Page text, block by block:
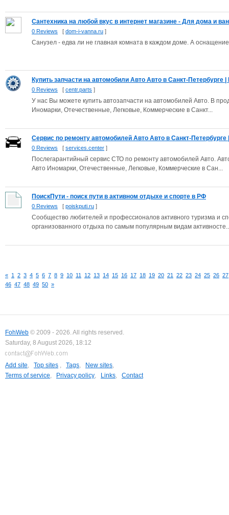
Сантехника на любой вкус в интернет магазине - Для дома и
0 Reviews [ dom-i-vanna.ru ]
Санузел - едва ли не главная комната в каждом доме. А
Купить запчасти на автомобили Авто Авто в Санкт-Петербурге |
0 Reviews [ centr.parts ]
У нас Вы можете купить автозапчасти на автомобилей Авто. В
Иномарки, Отечественные, Легковые, Коммерческие в Санкт...
Сервис по ремонту автомобилей Авто Авто в Санкт-Петербурге
0 Reviews [ services.center ]
Послегарантийный сервис СТО по ремонту автомобилей Авто.
Авто Иномарки, Отечественные, Легковые, Коммерческие в Сан...
ПоискПути - поиск пути в активном отдыхе и спорте в РФ
0 Reviews [ poiskputi.ru ]
Сообщество любителей и профессионалов активного туризма и
организованного отдыха по самым популярным видам
« 1 2 3 4 5 6 7 8 9 10 11 12 13 14 15 16 17 18 19 20 21 22 23 24 25 26 27
46 47 48 49 50 »
FohWeb © 2009 - 2026. All rights reserved.
Saturday, 8 August 2026, 18:12
Add site, Top sites , Tags, New sites,
Terms of service, Privacy policy, Links, Contact